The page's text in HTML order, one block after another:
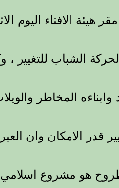
اليوم الاثنين 2012/12/6
الشباب للتغيير ،
المخاطر
قدر الامكان وان
هو مشروع